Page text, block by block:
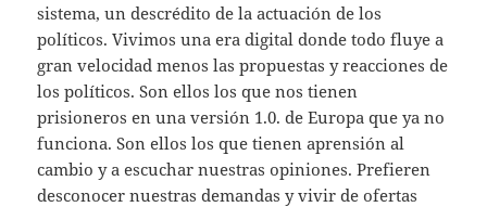
sistema, un descrédito de la actuación de los
políticos. Vivimos una era digital donde todo fluye a
gran velocidad menos las propuestas y reacciones de
los políticos. Son ellos los que nos tienen
prisioneros en una versión 1.0. de Europa que ya no
funciona. Son ellos los que tienen aprensión al
cambio y a escuchar nuestras opiniones. Prefieren
desconocer nuestras demandas y vivir de ofertas